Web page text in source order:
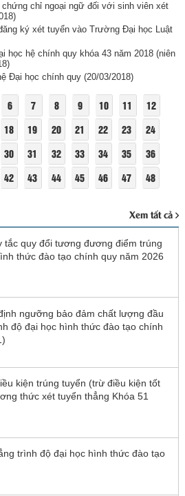
chỉ ngoại ngữ đối với sinh viên xét
ký xét tuyển vào Trường Đại học Luật
học hệ chính quy khóa 43 năm 2018 (niên
Đại học chính quy (20/03/2018)
6 7 8 9 10 11
12
18 19 20 21 22 23
24
30 31 32 33 34 35
36
42 43 44 45 46 47 48
Xem tất cả
tắc quy đổi tương đương điểm trúng
thức đào tạo chính quy năm 2026
ngưỡng bảo đảm chất lượng đầu
độ đại học hình thức đào tạo chính
kiện trúng tuyển (trừ điều kiện tốt
thức xét tuyển thẳng Khóa 51
trình độ đại học hình thức đào tạo